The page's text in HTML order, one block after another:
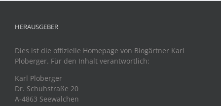
HERAUSGEBER
Dies ist die offizielle Homepage von Biogärtner Karl
Ploberger. Für den Inhalt verantwortlich:
Karl Ploberger
Dr. Schuhstraße 20
A-4863 Seewalchen